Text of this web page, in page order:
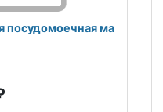
посудомоечная ма